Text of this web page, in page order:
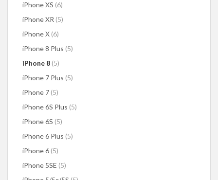
iPhone XS (6)
iPhone XR (5)
iPhone X (6)
iPhone 8 Plus (5)
iPhone 8 (5)
iPhone 7 Plus (5)
iPhone 7 (5)
iPhone 6S Plus (5)
iPhone 6S (5)
iPhone 6 Plus (5)
iPhone 6 (5)
iPhone 5SE (5)